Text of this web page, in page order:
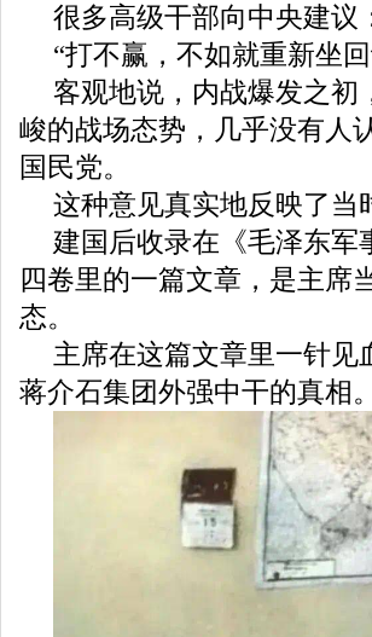
很多高级干部向中央建议
“打不赢，不如就重新坐
客观地说，内战爆发之初
峻的战场态势，几乎没有人
国民党。
这种意见真实地反映了当
建国后收录在《毛泽东军
四卷里的一篇文章，是主席
态。
主席在这篇文章里一针见
蒋介石集团外强中干的真相。